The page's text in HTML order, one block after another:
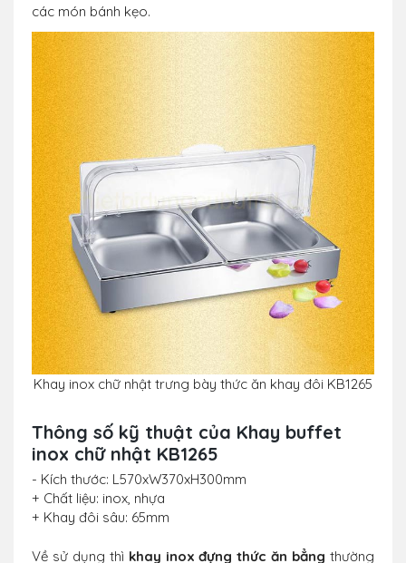
các món bánh kẹo.
Khay inox chữ nhật trưng bày thức ăn khay đôi KB1265
Thông số kỹ thuật của Khay buffet
inox chữ nhật KB1265
- Kích thước: L570xW370xH300mm
+ Chất liệu: inox, nhựa
+ Khay đôi sâu: 65mm
Về sử dụng thì khay inox đựng thức ăn bẳngthường